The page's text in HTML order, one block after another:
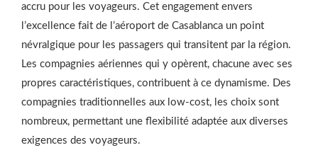
accru pour les voyageurs. Cet engagement envers
l’excellence fait de l’aéroport de Casablanca un point
névralgique pour les passagers qui transitent par la région.
Les compagnies aériennes qui y opèrent, chacune avec ses
propres caractéristiques, contribuent à ce dynamisme. Des
compagnies traditionnelles aux low-cost, les choix sont
nombreux, permettant une flexibilité adaptée aux diverses
exigences des voyageurs.